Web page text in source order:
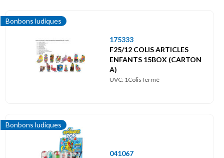
Bonbons ludiques
175333
F25/12 COLIS ARTICLES
ENFANTS 15BOX (CARTON
A)
UVC: 1Colis fermé
Bonbons ludiques
041067